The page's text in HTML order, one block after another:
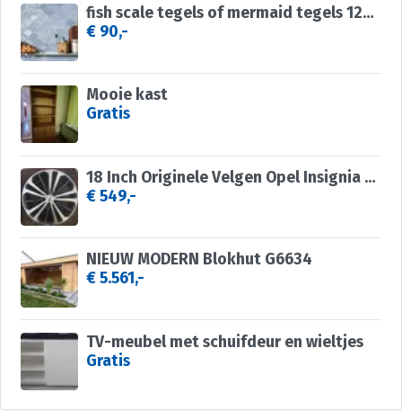
fish scale tegels of mermaid tegels 12x12,5 trend wandtegels
€ 90,-
Mooie kast
Gratis
18 Inch Originele Velgen Opel Insignia B Steek 5x115
€ 549,-
NIEUW MODERN Blokhut G6634
€ 5.561,-
TV-meubel met schuifdeur en wieltjes
Gratis